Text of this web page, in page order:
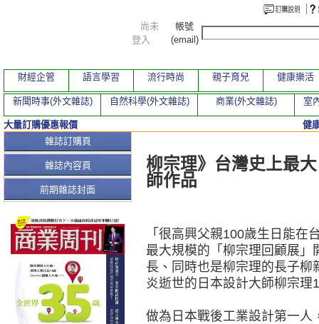
本期文章
柳宗理》台灣史上最
師作品
「很高興父親100歲生日能在
最大規模的「柳宗理回顧展」
長、同時也是柳宗理的長子
炎逝世的日本設計大師柳宗理
做為日本戰後工業設計第一人
雜誌訂購頁
雜誌內容頁
前期雜誌封面
尚未
登入
帳號
(email)
財經企管 語言學習 流行時尚 親子育兒 健康樂活
新聞時事(外文雜誌) 自然科學(外文雜誌) 商業(外文雜誌) 室
大量訂購優惠報價 健